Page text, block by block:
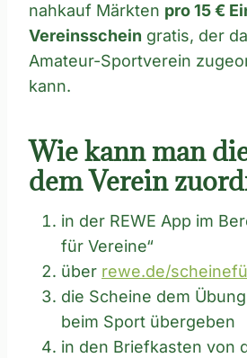
nahkauf Märkten pro 15 €
Vereinsschein gratis, der
Amateur-Sportverein
kann.
Wie kann man
dem Verein
in der REWE App im
für Vereine“
über rewe.de/
die Scheine dem
beim Sport übergeben
in den Briefkasten von